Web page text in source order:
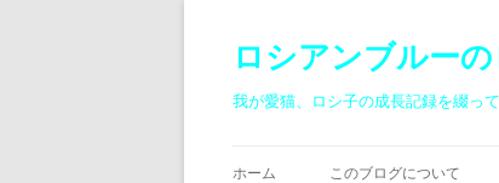
ロシアンブルー
我が愛猫、ロシ子の成長記録を綴って
ホーム このブログについて